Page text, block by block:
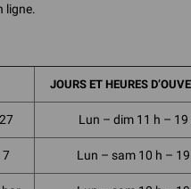
ligne.
JOURS ET HEURES
Lun – dim 11 h – 19
7 Lun – sam 10 h –